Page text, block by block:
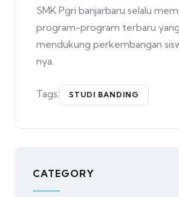
SMK Pgri banjarbaru selalu
program-program terbaru yang
mendukung perkembangan
nya.
Tags: STUDI BANDING
CATEGORY